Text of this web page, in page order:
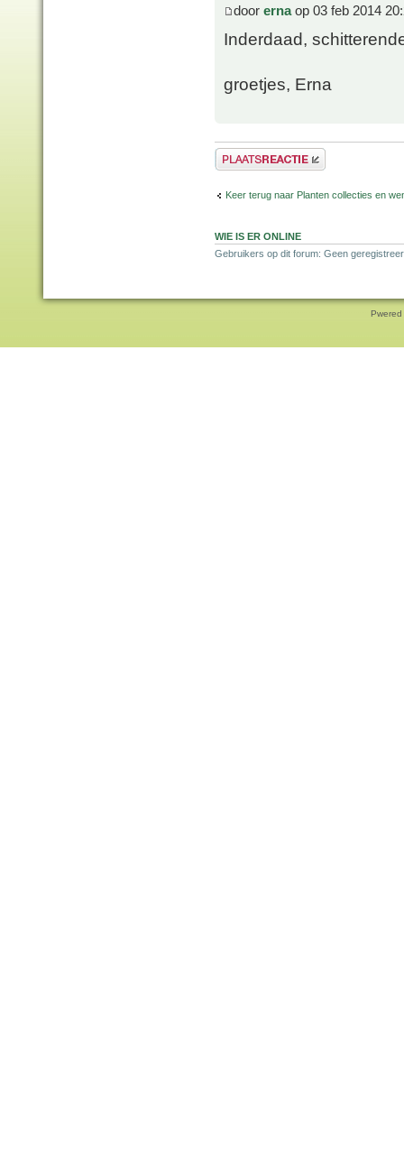
door ernaop 03 feb 2014
Inderdaad,
groetjes, Erna
Plaats een reactie
Keer terug naar Planten collecties en
WIE IS ER ONLINE
Gebruikers op dit forum: Geen